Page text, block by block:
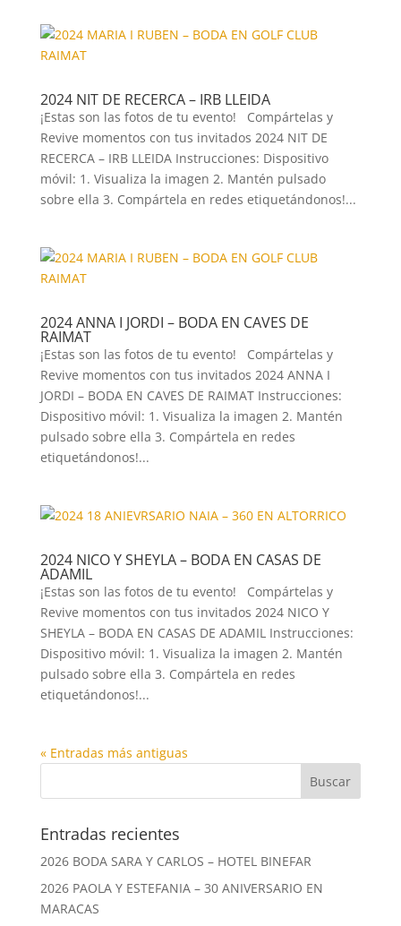
2024 NIT DE RECERCA – IRB LLEIDA
¡Estas son las fotos de tu evento! Compártelas y
Revive momentos con tus invitados 2024 NIT DE
RECERCA – IRB LLEIDA Instrucciones: Dispositivo
móvil: 1. Visualiza la imagen 2. Mantén pulsado
sobre ella 3. Compártela en redes etiquetándonos!...
2024 ANNA I JORDI – BODA EN CAVES DE
RAIMAT
¡Estas son las fotos de tu evento! Compártelas y
Revive momentos con tus invitados 2024 ANNA I
JORDI – BODA EN CAVES DE RAIMAT Instrucciones:
Dispositivo móvil: 1. Visualiza la imagen 2. Mantén
pulsado sobre ella 3. Compártela en redes
etiquetándonos!...
2024 NICO Y SHEYLA – BODA EN CASAS DE
ADAMIL
¡Estas son las fotos de tu evento! Compártelas y
Revive momentos con tus invitados 2024 NICO Y
SHEYLA – BODA EN CASAS DE ADAMIL Instrucciones:
Dispositivo móvil: 1. Visualiza la imagen 2. Mantén
pulsado sobre ella 3. Compártela en redes
etiquetándonos!...
« Entradas más antiguas
Entradas recientes
2026 BODA SARA Y CARLOS – HOTEL BINEFAR
2026 PAOLA Y ESTEFANIA – 30 ANIVERSARIO EN
MARACAS